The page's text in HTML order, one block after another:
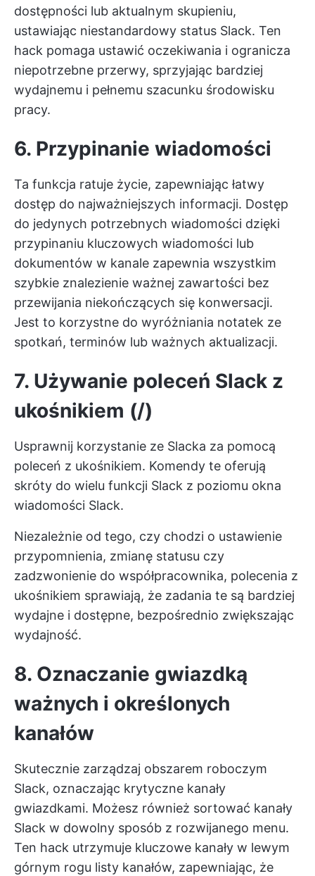
dostępności lub aktualnym skupieniu,
ustawiając niestandardowy status Slack. Ten
hack pomaga ustawić oczekiwania i ogranicza
niepotrzebne przerwy, sprzyjając bardziej
wydajnemu i pełnemu szacunku środowisku
pracy.
6. Przypinanie wiadomości
Ta funkcja ratuje życie, zapewniając łatwy
dostęp do najważniejszych informacji. Dostęp
do jedynych potrzebnych wiadomości dzięki
przypinaniu kluczowych wiadomości lub
dokumentów w kanale zapewnia wszystkim
szybkie znalezienie ważnej zawartości bez
przewijania niekończących się konwersacji.
Jest to korzystne do wyróżniania notatek ze
spotkań, terminów lub ważnych aktualizacji.
7. Używanie poleceń Slack z
ukośnikiem (/)
Usprawnij korzystanie ze Slacka za pomocą
poleceń z ukośnikiem. Komendy te oferują
skróty do wielu funkcji Slack z poziomu okna
wiadomości Slack.
Niezależnie od tego, czy chodzi o ustawienie
przypomnienia, zmianę statusu czy
zadzwonienie do współpracownika, polecenia z
ukośnikiem sprawiają, że zadania te są bardziej
wydajne i dostępne, bezpośrednio zwiększając
wydajność.
8. Oznaczanie gwiazdką
ważnych i określonych
kanałów
Skutecznie zarządzaj obszarem roboczym
Slack, oznaczając krytyczne kanały
gwiazdkami. Możesz również sortować kanały
Slack w dowolny sposób z rozwijanego menu.
Ten hack utrzymuje kluczowe kanały w lewym
górnym rogu listy kanałów, zapewniając, że